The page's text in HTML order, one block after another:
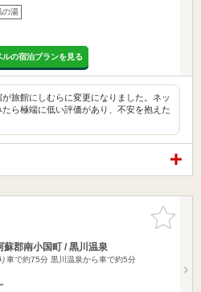
の湯
ルの宿泊プランを見る
旅館にしむらに変更になりました。ネッ
たら極端に低い評価があり、不安を抱えた
お気に入
りに追加
蘇郡南小国町 / 黒川温泉
車で約75分 黒川温泉から車で約5分